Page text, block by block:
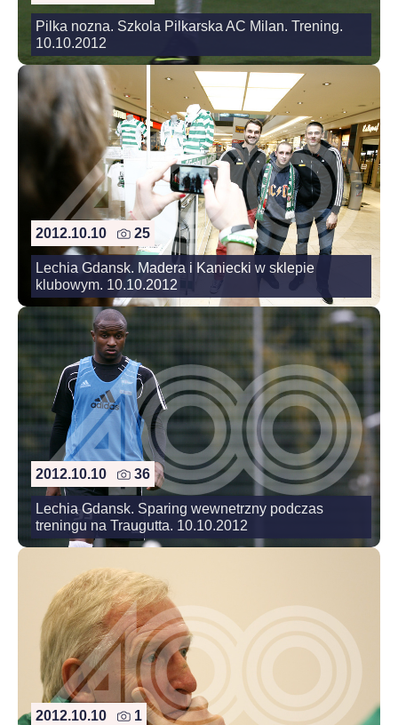
Pilka nozna. Szkola Pilkarska AC Milan. Trening.
10.10.2012
2012.10.10 25
Lechia Gdansk. Madera i Kaniecki w sklepie
klubowym. 10.10.2012
2012.10.10 36
Lechia Gdansk. Sparing wewnetrzny podczas
treningu na Traugutta. 10.10.2012
2012.10.10 1